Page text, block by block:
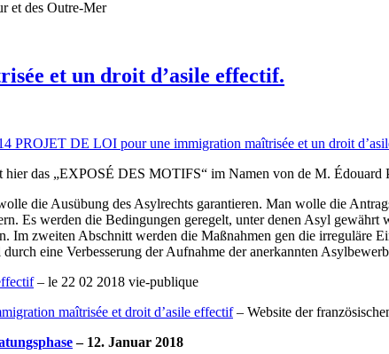
et des Outre-Mer
et un droit d’asile effectif.
PROJET DE LOI pour une immigration maîtrisée et un droit
das „EXPOSÉ DES MOTIFS“ im Namen von de M. Édouard
die Ausübung des Asylrechts garantieren. Man wolle die
Es werden die Bedingungen geregelt, unter denen Asyl
Im zweiten Abschnitt werden die Maßnahmen gen die irreguläre
eine Verbesserung der Aufnahme der anerkannten
– le 22 02 2018 vie-publique
maîtrisée et droit d’asile effectif– Website der
– 12. Januar 2018